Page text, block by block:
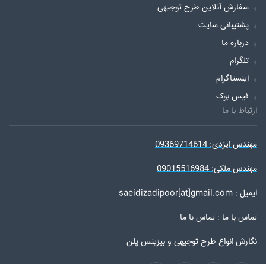
سفارش آنلاین طرح توجیهی
پشتیبانی سایت
درباره ما
تلگرام
اینستاگرام
فیس بوک
ارتباط با ما
مهندس ایزدی: 09369714614
مهندس ملکی: 09015516984
ایمیل : saeidizadipoor[at]gmail.com
تماس با ما : تماس با ما
نگارش انواع طرح توجیهی و بیزینس پلن